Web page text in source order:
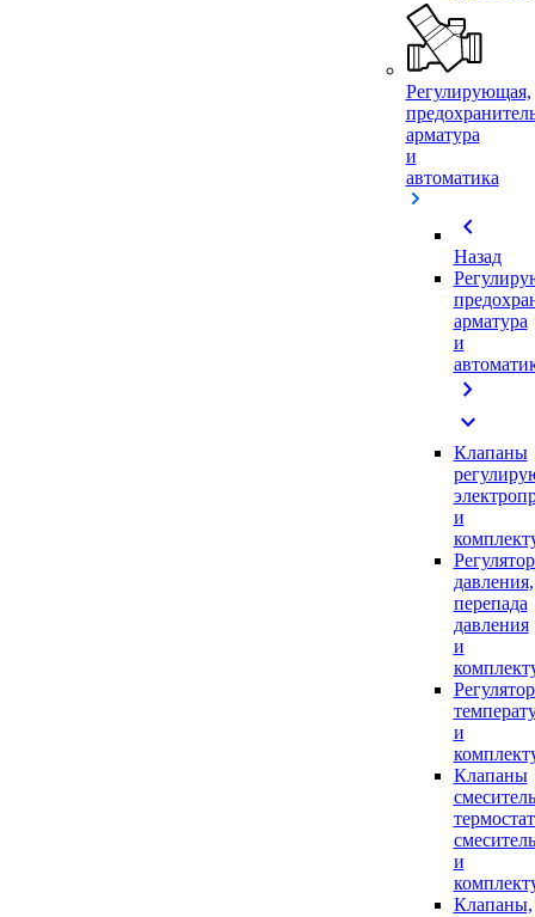
Регулирующая,
арматура
и
автоматика
chevron_left
Назад
арматура
и
chevron_right
expand_more
Клапаны
и
давления,
перепада
давления
и
и
Клапаны
и
Клапаны,